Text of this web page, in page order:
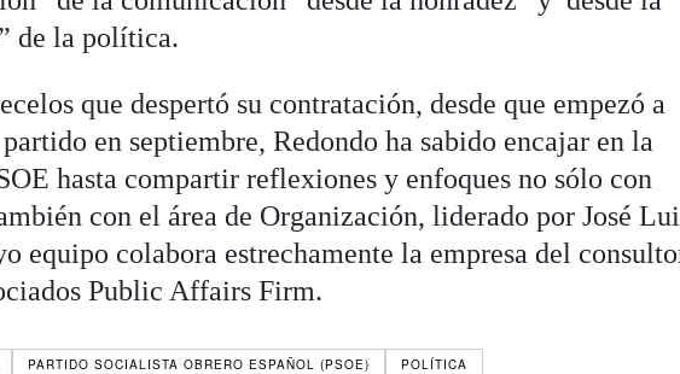
de la política.
que despertó su contratación, desde que empezó a
en septiembre, Redondo ha sabido encajar en la
hasta compartir reflexiones y enfoques no sólo con
con el área de Organización, liderado por José
equipo colabora estrechamente la empresa del
Public Affairs Firm.
PARTIDO SOCIALISTA OBRERO ESPAÑOL (PSOE) POLÍTICA